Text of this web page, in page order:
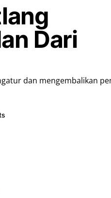
Dari
dan mengembalikan